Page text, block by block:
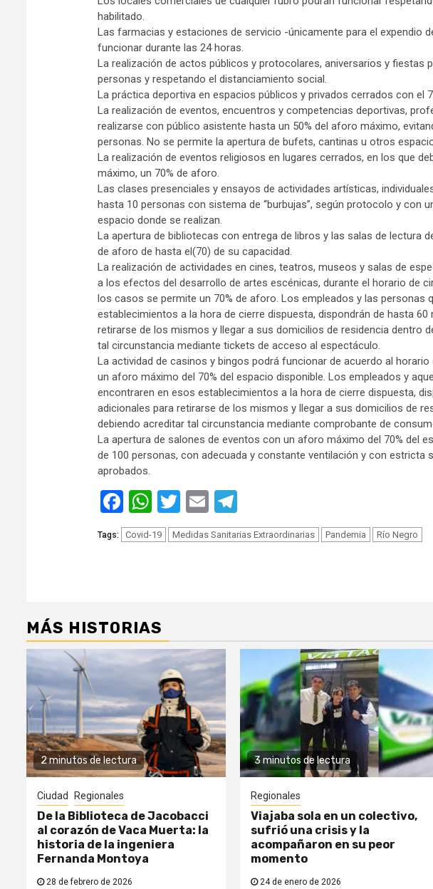
habilitado.
Las farmacias y estaciones de servicio -únicamente para el expendio
funcionar durante las 24 horas.
La realización de actos públicos y protocolares, aniversarios y fiestas
personas y respetando el distanciamiento social.
La práctica deportiva en espacios públicos y privados cerrados con el
La realización de eventos, encuentros y competencias deportivas,
realizarse con público asistente hasta un 50% del aforo máximo,
personas. No se permite la apertura de bufets, cantinas u otros
La realización de eventos religiosos en lugares cerrados, en los que
máximo, un 70% de aforo.
Las clases presenciales y ensayos de actividades artísticas,
hasta 10 personas con sistema de “burbujas”, según protocolo y con
espacio donde se realizan.
La apertura de bibliotecas con entrega de libros y las salas de lectura
de aforo de hasta el(70) de su capacidad.
La realización de actividades en cines, teatros, museos y salas de
a los efectos del desarrollo de artes escénicas, durante el horario de
los casos se permite un 70% de aforo. Los empleados y las personas
establecimientos a la hora de cierre dispuesta, dispondrán de hasta
retirarse de los mismos y llegar a sus domicilios de residencia dentro
tal circunstancia mediante tickets de acceso al espectáculo.
La actividad de casinos y bingos podrá funcionar de acuerdo al
un aforo máximo del 70% del espacio disponible. Los empleados y
encontraren en esos establecimientos a la hora de cierre dispuesta,
adicionales para retirarse de los mismos y llegar a sus domicilios de
debiendo acreditar tal circunstancia mediante comprobante de
La apertura de salones de eventos con un aforo máximo del 70% del
de 100 personas, con adecuada y constante ventilación y con estricta
aprobados.
Facebook
WhatsApp
Twitter
Email
Tags: Covid-19 Medidas Sanitarias Extraordinarias Pandemia Río Negro
MÁS HISTORIAS
2 minutos de lectura
Ciudad Regionales
De la Biblioteca de Jacobacci
al corazón de Vaca Muerta: la
historia de la ingeniera
Fernanda Montoya
28 de febrero de 2026
3 minutos de lectura
Regionales
Viajaba sola en un colectivo,
sufrió una crisis y la
acompañaron en su peor
momento
24 de enero de 2026